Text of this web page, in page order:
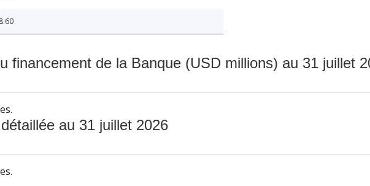
financement de la Banque (USD millions) au 31 juillet
au 31 juillet 2026